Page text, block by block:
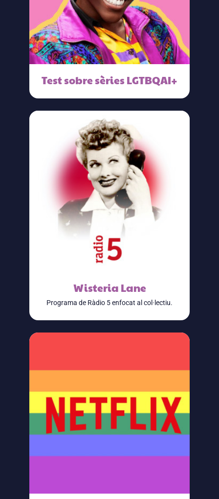
Test sobre sèries LGTBQAI+
Wisteria Lane
Programa de Ràdio 5 enfocat al col·lectiu.